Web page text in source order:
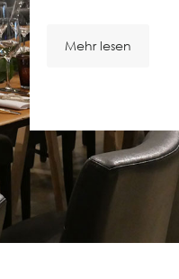
Mehr lesen